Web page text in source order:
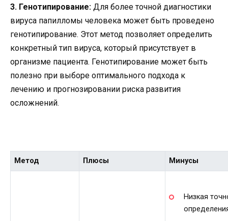
3. Генотипирование: Для более точной диагностики
вируса папилломы человека может быть проведено
генотипирование. Этот метод позволяет определить
конкретный тип вируса, который присутствует в
организме пациента. Генотипирование может быть
полезно при выборе оптимального подхода к
лечению и прогнозировании риска развития
осложнений.
Метод Плюсы Минусы
Низкая